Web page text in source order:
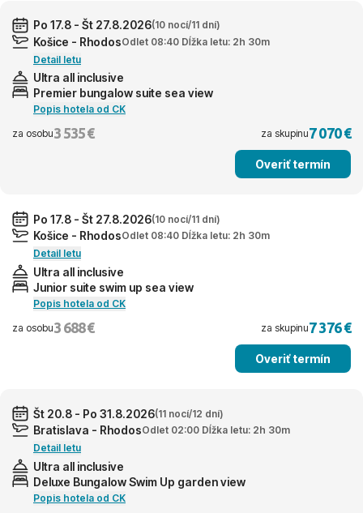
Po 17.8 - Št 27.8.2026(10 nocí/11 dní)
Košice - RhodosOdlet 08:40 Dĺžka letu: 2h 30m
Detail letu
Ultra all inclusive
Premier bungalow suite sea view
Popis hotela od CK
za osobu3 535 € za skupinu7 070 €
Overiť termín
Po 17.8 - Št 27.8.2026(10 nocí/11 dní)
Košice - RhodosOdlet 08:40 Dĺžka letu: 2h 30m
Detail letu
Ultra all inclusive
Junior suite swim up sea view
Popis hotela od CK
za osobu3 688 € za skupinu7 376 €
Overiť termín
Št 20.8 - Po 31.8.2026(11 nocí/12 dní)
Bratislava - RhodosOdlet 02:00 Dĺžka letu: 2h 30m
Detail letu
Ultra all inclusive
Deluxe Bungalow Swim Up garden view
Popis hotela od CK